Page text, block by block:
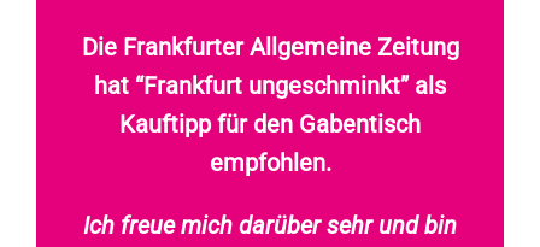
Die Frankfurter Allgemeine Zeitung
hat “Frankfurt ungeschminkt” als
Kauftipp für den Gabentisch
empfohlen.
Ich freue mich darüber sehr und bin